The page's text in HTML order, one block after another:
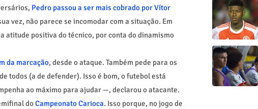
Pedro passou a ser mais cobrado por Vítor
vez, não parece se incomodar com a situação. Em
atitude positiva do técnico, por conta do dinamismo
da marcação, desde o ataque. Também pede para os
todos (a de defender). Isso é bom, o futebol está
ao máximo para ajudar —, declarou o atacante.
do Campeonato Carioca. Isso porque, no jogo de